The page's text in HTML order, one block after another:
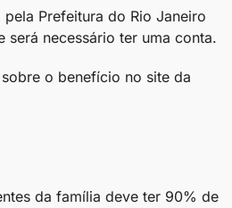
Prefeitura do Rio Janeiro
será necessário ter uma conta.
o benefício no site da
da família deve ter 90% de